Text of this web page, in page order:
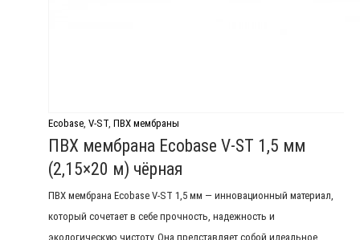
Ecobase V-ST ПВХ мембраны
ПВХ мембрана Ecobase V-ST 1,5 мм
(2,15×20 м) чёрная
ПВХ мембрана Ecobase V-ST 1,5 мм — инновационный материал,
который сочетает в себе прочность, надежность и
экологическую чистоту. Она представляет собой идеальное